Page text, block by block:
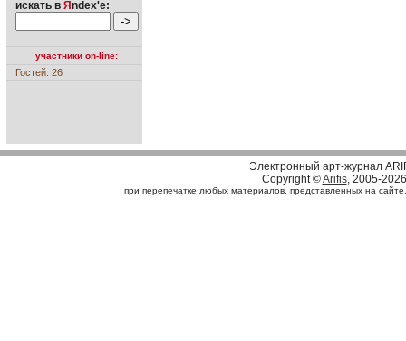
искать в Я ndex'е:
участники on-line:
Гостей: 26
Электронный арт-журнал
Copyright ©Arifis, 2005-2026
при перепечатке любых материалов, представленных на